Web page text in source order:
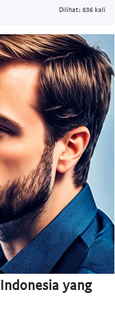
Dilihat: 836 kali
yang